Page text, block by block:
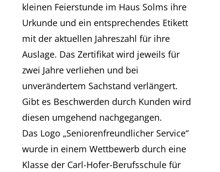
kleinen Feierstunde im Haus Solms ihre
Urkunde und ein entsprechendes Etikett
mit der aktuellen Jahreszahl für ihre
Auslage. Das Zertifikat wird jeweils für
zwei Jahre verliehen und bei
unverändertem Sachstand verlängert.
Gibt es Beschwerden durch Kunden wird
diesen umgehend nachgegangen.
Das Logo „Seniorenfreundlicher Service“
wurde in einem Wettbewerb durch eine
Klasse der Carl-Hofer-Berufsschule für